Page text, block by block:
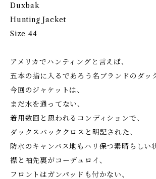
Duxbak
Hunting Jacket
Size 44
アメリカでハンティングと言えば、
五本の指に入るであろう名ブランドのダッ
今回のジャケットは、
まだ水を通ってない、
着用数回と思われるコンディションで、
ダックスバッククロスと明記された、
防水のキャンバス地もハリ保つ素晴らしい
襟と袖先裏がコーデュロイ、
フロントはガンパッドも付かない、